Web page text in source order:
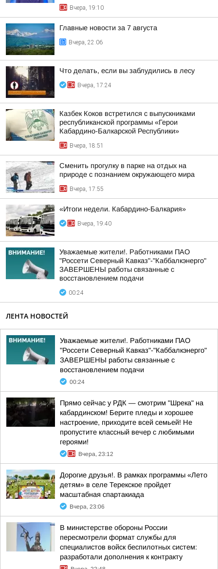
Вчера, 19:10
Главные новости за 7 августа
Вчера, 22:06
Что делать, если вы заблудились в лесу
Вчера, 17:24
Казбек Коков встретился с выпускниками
республиканской программы «Герои
Кабардино-Балкарской Республики»
Вчера, 18:51
Сменить прогулку в парке на отдых на
природе с познанием окружающего мира
Вчера, 17:55
«Итоги недели. Кабардино-Балкария»
Вчера, 19:40
Уважаемые жители!. Работниками ПАО
"Россети Северный Кавказ"-"Каббалкэнерго"
ЗАВЕРШЕНЫ работы связанные с
восстановлением подачи
00:24
ЛЕНТА НОВОСТЕЙ
Уважаемые жители!. Работниками ПАО
"Россети Северный Кавказ"-"Каббалкэнерго"
ЗАВЕРШЕНЫ работы связанные с
восстановлением подачи
00:24
Прямо сейчас у РДК — смотрим "Шрека" на
кабардинском! Берите пледы и хорошее
настроение, приходите всей семьей! Не
пропустите классный вечер с любимыми
героями!
Вчера, 23:12
Дорогие друзья!. В рамках программы «Лето
детям» в селе Терекское пройдет
масштабная спартакиада
Вчера, 23:06
В министерстве обороны России
пересмотрели формат службы для
специалистов войск беспилотных систем:
разработали дополнения к контракту